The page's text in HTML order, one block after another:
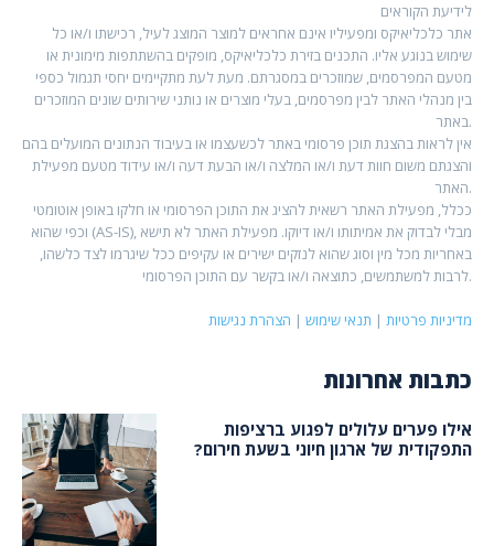
לידיעת הקוראים
אתר כלכליאיקס ומפעיליו אינם אחראים למוצר המוצג לעיל, רכישתו ו/או כל
שימוש בנוגע אליו. התכנים בזירת כלכליאיקס, מופקים בהשתתפות מימונית או
מטעם המפרסמים, שמוזכרים במסגרתם. מעת לעת מתקיימים יחסי תגמול כספי
בין מנהלי האתר לבין מפרסמים, בעלי מוצרים או נותני שירותים שונים המוזכרים
באתר.
אין לראות בהצגת תוכן פרסומי באתר לכשעצמו או בעיבוד הנתונים המועלים בהם
והצגתם משום חוות דעת ו/או המלצה ו/או הבעת דעה ו/או עידוד מטעם מפעילת
האתר.
ככלל, מפעילת האתר רשאית להציג את התוכן הפרסומי או חלקו באופן אוטומטי
וכפי שהוא (AS-IS), מבלי לבדוק את אמיתותו ו/או דיוקו. מפעילת האתר לא תישא
באחריות מכל מין וסוג שהוא לנזקים ישירים או עקיפים ככל שיגרמו לצד כלשהו,
לרבות למשתמשים, כתוצאה ו/או בקשר עם התוכן הפרסומי.
מדיניות פרטיות | תנאי שימוש | הצהרת נגישות
כתבות אחרונות
אילו פערים עלולים לפגוע ברציפות
התפקודית של ארגון חיוני בשעת חירום?